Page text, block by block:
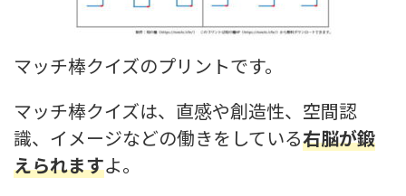
マッチ棒クイズのプリントです。
マッチ棒クイズは、直感や創造性、空間認
識、イメージなどの働きをしている右脳が鍛
えられますよ。